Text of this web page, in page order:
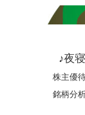
♪夜
株主優
銘柄分